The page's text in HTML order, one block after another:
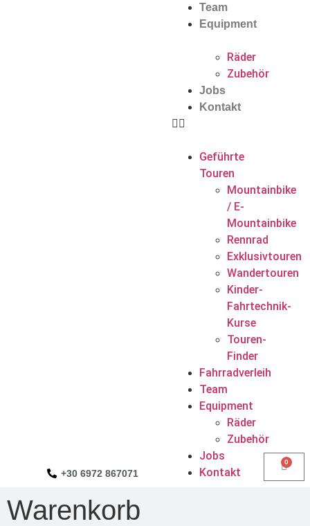
+30 6972 867071
Team
Equipment
Räder
Zubehör
Jobs
Kontakt
Geführte
Touren
Mountainbike
/ E-
Mountainbike
Rennrad
Exklusivtouren
Wandertouren
Kinder-
Fahrtechnik-
Kurse
Touren-
Finder
Fahrradverleih
Team
Equipment
Räder
Zubehör
Jobs
Kontakt
0
Warenkorb